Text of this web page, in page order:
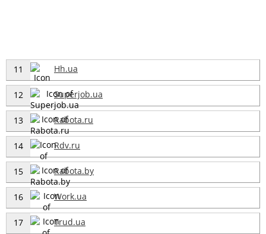
11 Hh.ua
12 Superjob.ua
13 Rabota.ru
14 Rdv.ru
15 Rabota.by
16 Work.ua
17 Trud.ua